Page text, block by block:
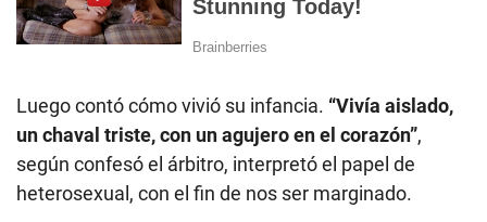
Luego contó cómo vivió su infancia. “Vivía aislado,
un chaval triste, con un agujero en el corazón”,
según confesó el árbitro, interpretó el papel de
heterosexual, con el fin de nos ser marginado.